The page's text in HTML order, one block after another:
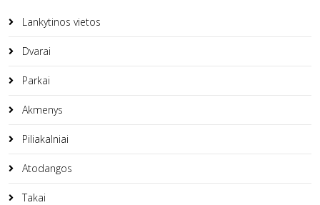
Lankytinos vietos
Dvarai
Parkai
Akmenys
Piliakalniai
Atodangos
Takai